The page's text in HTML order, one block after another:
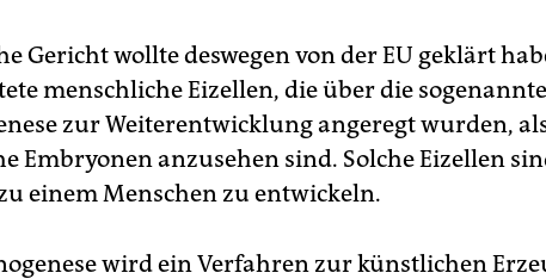
Gericht wollte deswegen von der EU geklärt
menschliche Eizellen, die über die sogenannte
zur Weiterentwicklung angeregt wurden,
Embryonen anzusehen sind. Solche Eizellen
einem Menschen zu entwickeln.
wird ein Verfahren zur künstlichen